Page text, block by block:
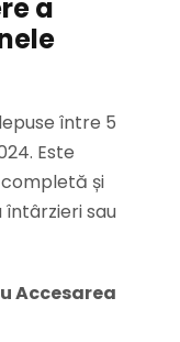
a
între 5
Este
și
sau
Accesarea